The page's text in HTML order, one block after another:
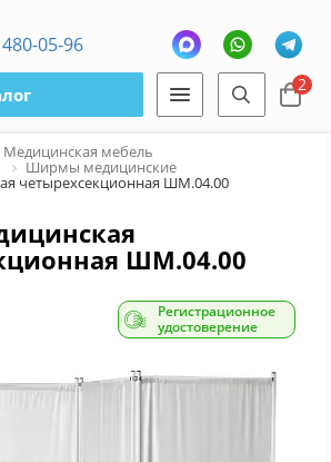
05-96
2
Медицинская мебель
Ширмы медицинские
четырехсекционная ШМ.04.00
ШМ.04.00
Регистрационное
удостоверение